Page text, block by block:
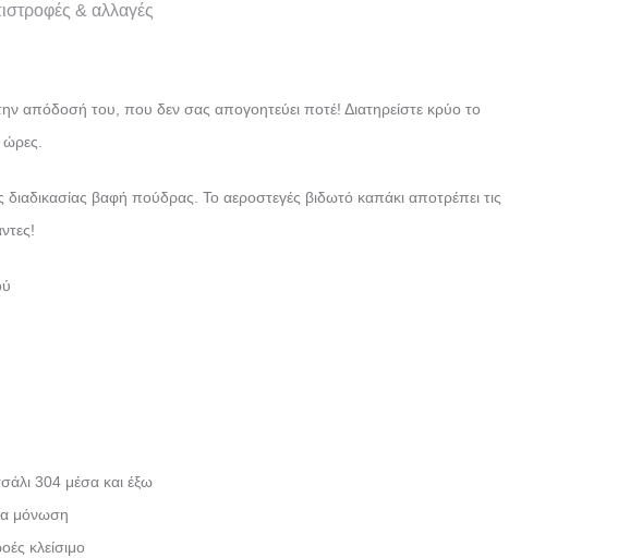
& αλλαγές
απόδοσή του, που δεν σας απογοητεύει ποτέ! Διατηρείστε κρύο το
βαφή πούδρας. Το αεροστεγές βιδωτό καπάκι αποτρέπει τις
304 μέσα και έξω
μόνωση
κλείσιμο